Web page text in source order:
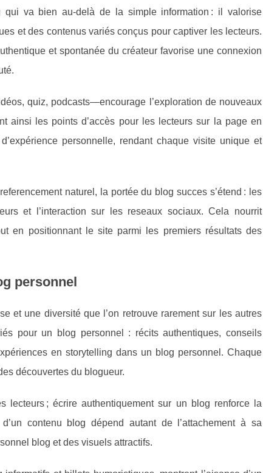
qui va bien au-delà de la simple information : il valorise
et des contenus variés conçus pour captiver les lecteurs.
et spontanée du créateur favorise une connexion
quiz, podcasts—encourage l’exploration de nouveaux
ainsi les points d’accès pour les lecteurs sur la page en
personnelle, rendant chaque visite unique et
naturel, la portée du blog succes s’étend : les
et l’interaction sur les reseaux sociaux. Cela nourrit
en positionnant le site parmi les premiers résultats des
personnel
et une diversité que l’on retrouve rarement sur les autres
pour un blog personnel : récits authentiques, conseils
en storytelling dans un blog personnel. Chaque
découvertes du blogueur.
lecteurs ; écrire authentiquement sur un blog renforce la
contenu blog dépend autant de l’attachement à sa
blog et des visuels attractifs.